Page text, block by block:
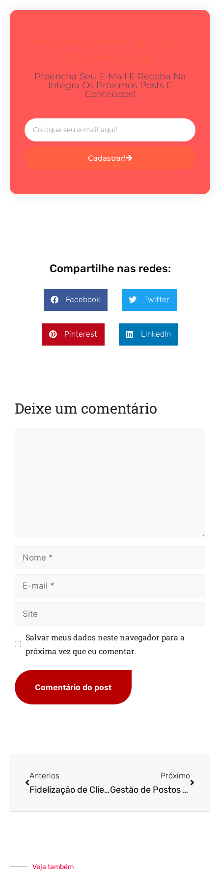
Preencha Seu E-Mail E Receba Na
Integra Os Próximos Posts E
Conteúdos!
Cadastrar!
Compartilhe nas redes:
Facebook Twitter
Pinterest LinkedIn
Deixe um comentário
Salvar meus dados neste navegador para a
próxima vez que eu comentar.
Anterios
Fidelização de Clientes para postos de combustíveis – o que você pode aprender com a Copa do Mundo?
Próximo
Gestão de Postos de Combustível – como ser um grande líder e obter resultados extraordinários!
Veja também